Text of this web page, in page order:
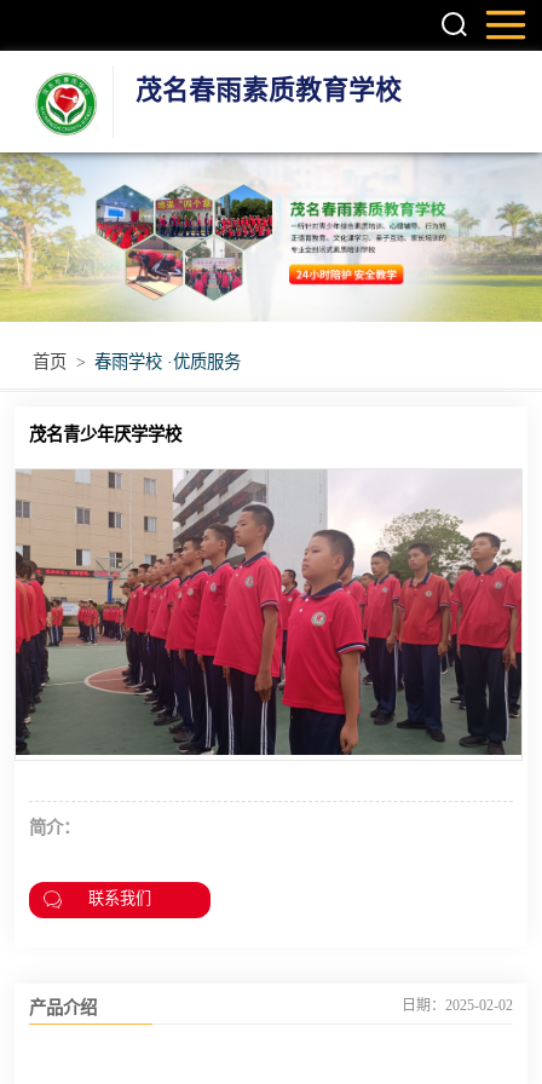
茂名春雨素质教育学校
首页 > 春雨学校 ·优质服务
茂名青少年厌学学校
简介：
联系我们
产品介绍 日期：2025-02-02
叛逆孩子学校
学生厌学学校
孩子厌学学校
青少年厌学学校